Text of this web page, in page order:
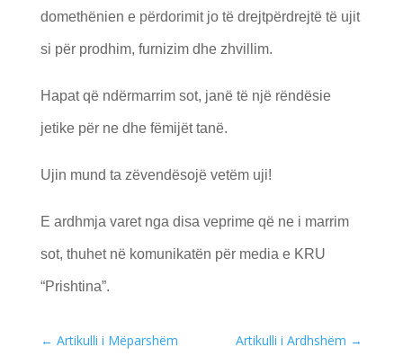
domethënien e përdorimit jo të drejtpërdrejtë të ujit
si për prodhim, furnizim dhe zhvillim.
Hapat që ndërmarrim sot, janë të një rëndësie
jetike për ne dhe fëmijët tanë.
Ujin mund ta zëvendësojë vetëm uji!
E ardhmja varet nga disa veprime që ne i marrim
sot, thuhet në komunikatën për media e KRU
“Prishtina”.
← Artikulli i Mëparshëm Artikulli i Ardhshëm →